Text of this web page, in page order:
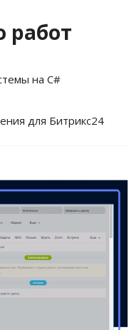
работ
на C#
для Битрикс24